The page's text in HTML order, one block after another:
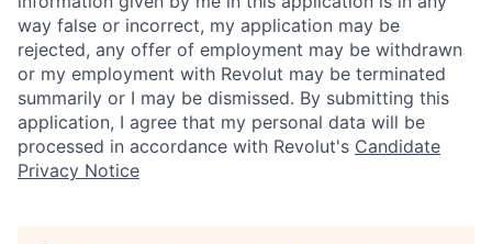
way false or incorrect, my application may be
rejected, any offer of employment may be withdrawn
or my employment with Revolut may be terminated
summarily or I may be dismissed. By submitting this
application, I agree that my personal data will be
processed in accordance with Revolut's Candidate
Privacy Notice